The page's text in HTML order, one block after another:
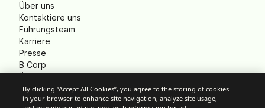
Über uns
Kontaktiere uns
Führungsteam
Karriere
Presse
B Corp
Gemeinnützige
Organisationen (NPO)
By clicking “Accept All Cookies”, you agree to the storing of cookies
in your browser to enhance site navigation, analyze site usage,